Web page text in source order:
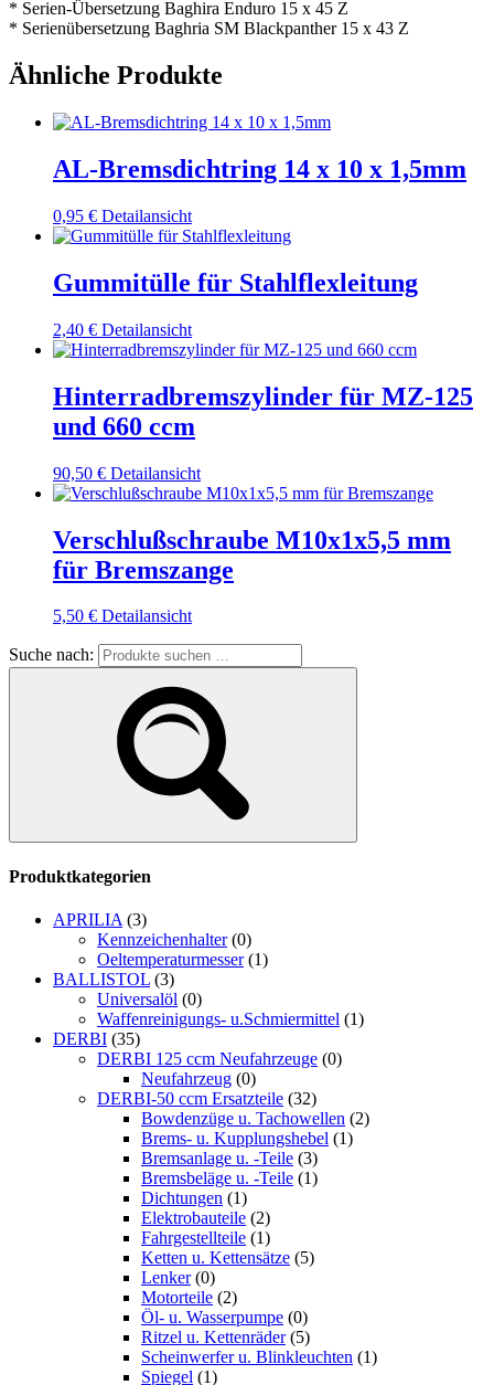
* Serien-Übersetzung Baghira Enduro 15 x 45 Z
* Serienübersetzung Baghria SM Blackpanther 15 x 43 Z
Ähnliche Produkte
AL-Bremsdichtring 14 x 10 x 1,5mm
0,95 € Detailansicht
Gummitülle für Stahlflexleitung
2,40 € Detailansicht
Hinterradbremszylinder für MZ-125
und 660 ccm
90,50 € Detailansicht
Verschlußschraube M10x1x5,5 mm
für Bremszange
5,50 € Detailansicht
Suche nach:
Produktkategorien
APRILIA (3)
Kennzeichenhalter (0)
Oeltemperaturmesser (1)
BALLISTOL (3)
Universalöl (0)
Waffenreinigungs- u.Schmiermittel (1)
DERBI (35)
DERBI 125 ccm Neufahrzeuge (0)
Neufahrzeug (0)
DERBI-50 ccm Ersatzteile (32)
Bowdenzüge u. Tachowellen (2)
Brems- u. Kupplungshebel (1)
Bremsanlage u. -Teile (3)
Bremsbeläge u. -Teile (1)
Dichtungen (1)
Elektrobauteile (2)
Fahrgestellteile (1)
Ketten u. Kettensätze (5)
Lenker (0)
Motorteile (2)
Öl- u. Wasserpumpe (0)
Ritzel u. Kettenräder (5)
Scheinwerfer u. Blinkleuchten (1)
Spiegel (1)